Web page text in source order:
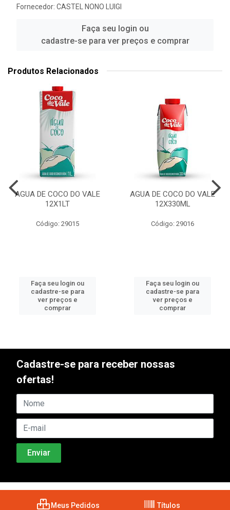
Fornecedor: CASTEL NONO LUIGI
Faça seu login ou
cadastre-se para ver preços e comprar
Produtos Relacionados
AGUA DE COCO DO VALE
12X1LT
Código: 29015
Faça seu login ou
cadastre-se para
ver preços e
comprar
AGUA DE COCO DO VALE
12X330ML
Código: 29016
Faça seu login ou
cadastre-se para
ver preços e
comprar
Cadastre-se para receber nossas
ofertas!
Meus Pedidos Títulos